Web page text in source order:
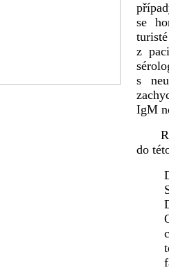
se
z
s
IgM
do